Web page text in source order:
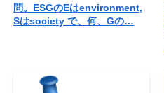
問。ESGのEはenvironment,
Sはsociety で、何、Gの…